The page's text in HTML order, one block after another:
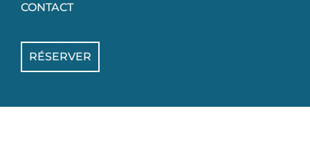
CONTACT
RÉSERVER